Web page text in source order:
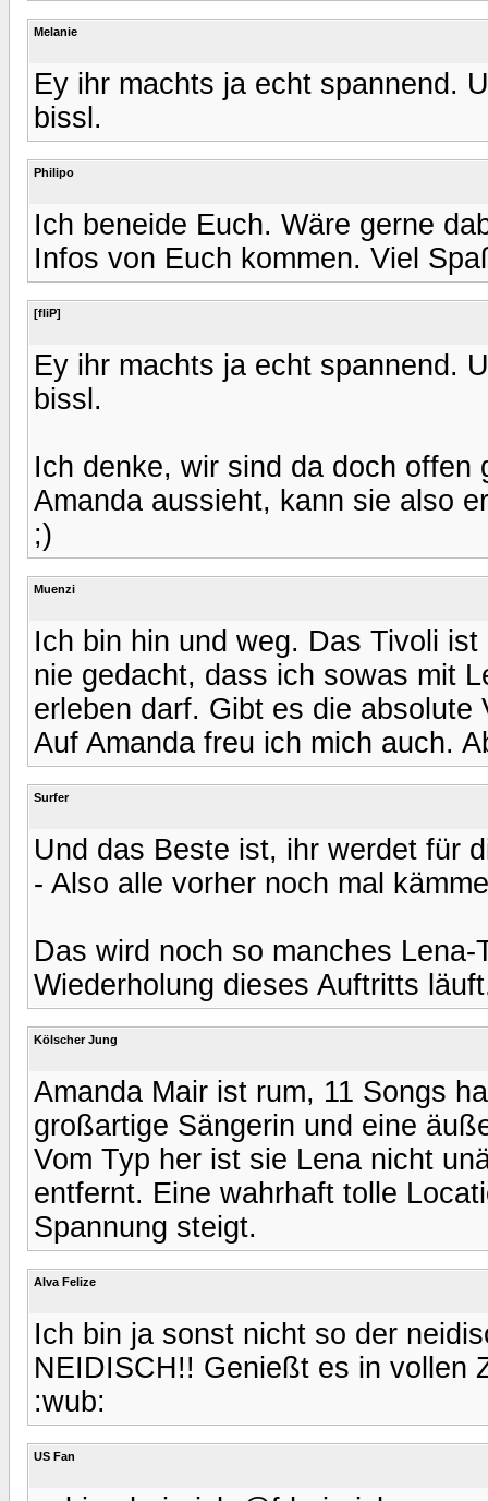
Melanie
Ey ihr machts ja echt spannend.
bissl.
Philipo
Ich beneide Euch. Wäre gerne
Infos von Euch kommen. Viel
[fliP]
Ey ihr machts ja echt spannend.
bissl.
Ich denke, wir sind da doch
Amanda aussieht, kann sie also
;)
Muenzi
Ich bin hin und weg. Das Tivoli
nie gedacht, dass ich sowas mit
erleben darf. Gibt es die
Auf Amanda freu ich mich auch.
Surfer
Und das Beste ist, ihr werdet für
- Also alle vorher noch mal
Das wird noch so manches
Wiederholung dieses Auftritts
Kölscher Jung
Amanda Mair ist rum, 11 Songs
großartige Sängerin und eine
Vom Typ her ist sie Lena nicht
entfernt. Eine wahrhaft tolle
Spannung steigt.
Alva Felize
Ich bin ja sonst nicht so der
NEIDISCH!! Genießt es in vollen
:wub:
US Fan